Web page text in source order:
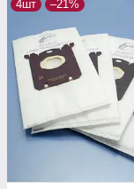
4шт –21%